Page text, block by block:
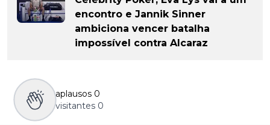
encontro e Jannik Sinner
ambiciona vencer batalha
impossível contra Alcaraz
aplausos 0
visitantes 0